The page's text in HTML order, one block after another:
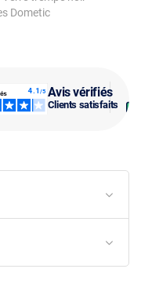
Avis vérifiés
Clients satisfaits
Dometic